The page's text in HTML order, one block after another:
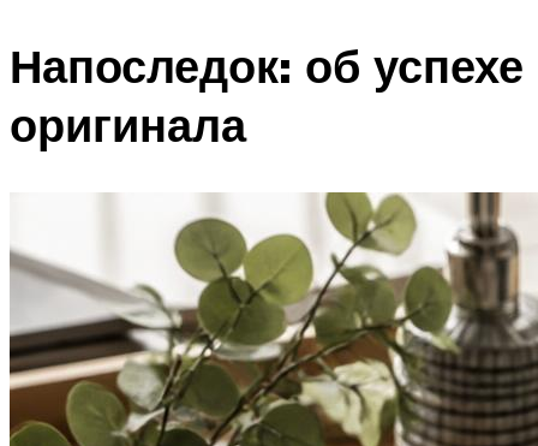
Напоследок: об успехе
оригинала